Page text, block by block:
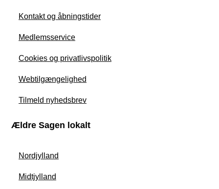
Kontakt og åbningstider
Medlemsservice
Cookies og privatlivspolitik
Webtilgængelighed
Tilmeld nyhedsbrev
Ældre Sagen lokalt
Nordjylland
Midtjylland